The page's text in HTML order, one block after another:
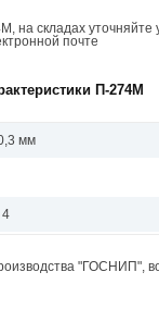
на складах
почте
П-274М
мм
4
"ГОСНИП",